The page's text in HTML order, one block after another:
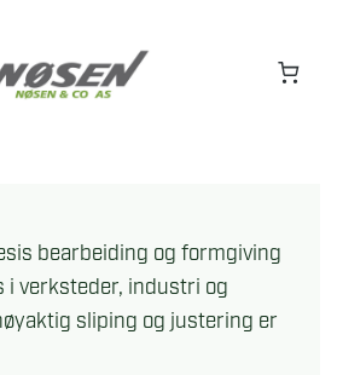
bearbeiding og formgiving
i verksteder, industri og
sliping og justering er